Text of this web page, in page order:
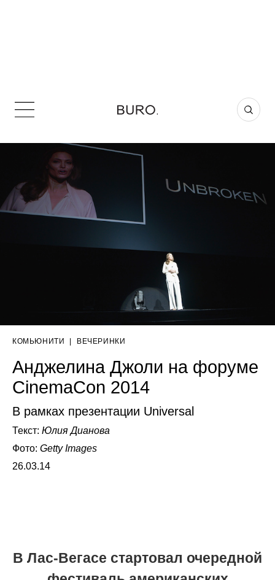
КОМЬЮНИТИ ВЕЧЕРИНКИ
Анджелина Джоли на форуме
CinemaCon 2014
В рамках презентации Universal
Текст: Юлия Дианова
Фото: Getty Images
26.03.14
В Лас-Вегасе стартовал очередной